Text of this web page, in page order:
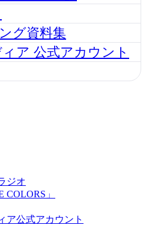
グ資料集
ア 公式アカウント
ジオ
COLORS」
ア公式アカウント